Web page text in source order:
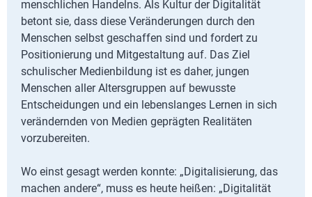
menschlichen Handelns. Als Kultur der Digitalität
betont sie, dass diese Veränderungen durch den
Menschen selbst geschaffen sind und fordert zu
Positionierung und Mitgestaltung auf. Das Ziel
schulischer Medienbildung ist es daher, jungen
Menschen aller Altersgruppen auf bewusste
Entscheidungen und ein lebenslanges Lernen in sich
verändernden von Medien geprägten Realitäten
vorzubereiten.
Wo einst gesagt werden konnte: „Digitalisierung, das
machen andere“, muss es heute heißen: „Digitalität